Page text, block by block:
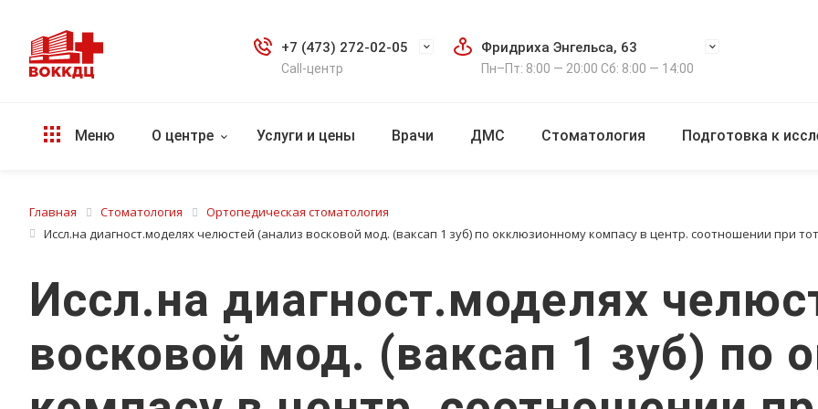
+7 (473) 272-02-05
Call-центр
Фридриха Энгельса, 63
Пн–Пт: 8:00 — 20:00 Сб: 8:00 — 14:00
Меню О центре Услуги и цены Врачи ДМС Стоматология Подготовка к
Главная Стоматология
Ортопедическая стоматология
Иссл.на диагност.моделях челюстей (анализ восковой мод. (ваксап 1 зуб) по окклюзионному компасу в центр. соотношении при
Иссл.на диагност.моделях
восковой мод. (ваксап 1 зуб) по